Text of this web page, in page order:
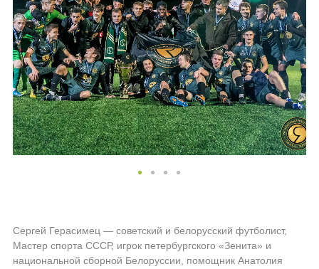
Сергей Герасимец — советский и белорусский футболист,
Мастер спорта СССР, игрок петербургского «Зенита» и
национальной сборной Белоруссии, помощник Анатолия